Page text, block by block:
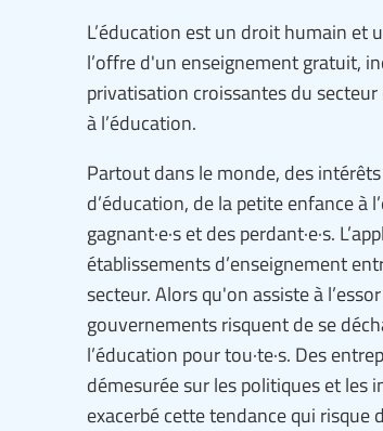
L’éducation est un droit humain et
l’offre d'un enseignement gratuit,
privatisation croissantes du
à l’éducation.
Partout dans le monde, des
d’éducation, de la petite enfance à
gagnant·e·s et des perdant·e·s.
établissements d’enseignement
secteur. Alors qu'on assiste à
gouvernements risquent de se
l’éducation pour tou·te·s. Des
démesurée sur les politiques et les
exacerbé cette tendance qui